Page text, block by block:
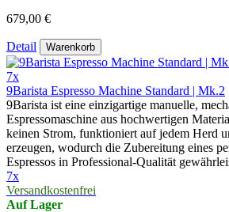
679,00 €
Detail Warenkorb
7x
9Barista Espresso Machine Standard | Mk.2
9Barista ist eine einzigartige manuelle,
Espressomaschine aus hochwertigen
keinen Strom, funktioniert auf jedem Herd
erzeugen, wodurch die Zubereitung eines
Espressos in Professional-Qualität
7x
Versandkostenfrei
Auf Lager